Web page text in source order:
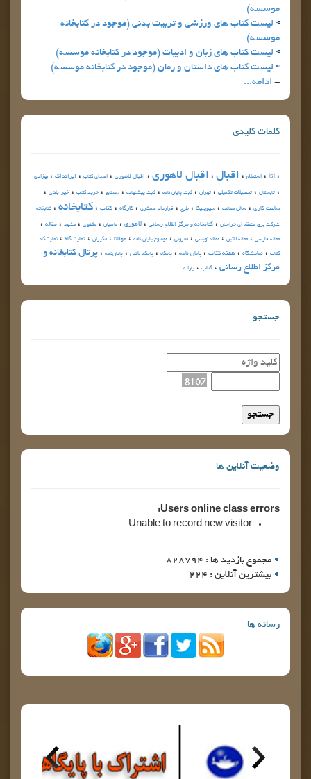
موسسه)
ليست كتاب هاي ورزشي و تربيت بدني (موجود در كتابخانه
موسسه)
ليست كتاب هاي زبان و ادبيات (موجود در كتابخانه موسسه)
ليست كتاب هاي داستان و رمان (موجود در كتابخانه موسسه)
- ادامه...
كلمات كليدي
، isi ، استعلام ، اقبال ، اقبال لاهوري ، اقبال لاهوری ، اهداي كتاب ، ايرانداك ، بهزادي
، تابستان ، تحصيلات تكميلي ، تهران ، ثبت پايان نامه ، ثبت پيشنهاده ، جستجو ، خريد كتاب ، خيرآبادي ،
ساعت كاري ، سالن مطالعه ، سيويليكا ، طرح ، قرارداد همكاري ، كارگاه ، كتاب ، كتابخانه ، كتابخانه
شركت برق منطقه اي خراسان ، كتابخانه و مركز اطلاع رساني ، لاهوري ، ماهيان ، مثنوي ، مشهد ، مقاله ،
مقاله فارسي ، مقاله لاتين ، مقاله نويسي ، مقروني ، موضوع پایان نامه ، مولانا ، مگيران ، نمايشگاه ، نمايشگاه
كتاب ، نمایشگاه ، هفته كتاب ، پايان نامه ، پايگاه ، پايگاه لاتين ، پایان‌نامه‌ ، پرتال كتابخانه و
مركز اطلاع رساني ، کتاب ، یارانه
جستجو
وضعیت آنلاین ها
Users online class errors:
Unable to record new visitor
مجموع بازدید ها : 828794
بیشترین آنلاین : 224
رسانه ها